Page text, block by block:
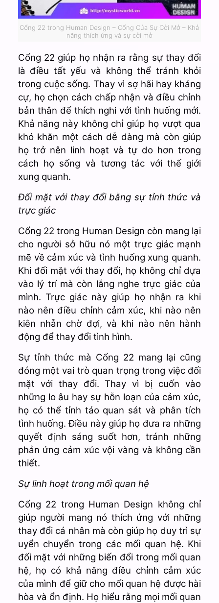
Cổng 22 trong Human Design – Cổng Của Sự Cởi Mở – Khả
năng thích ứng và sự cởi mở
Cổng 22 giúp họ nhận ra rằng sự thay đổi
là điều tất yếu và không thể tránh khỏi
trong cuộc sống. Thay vì sợ hãi hay kháng
cự, họ chọn cách chấp nhận và điều chỉnh
bản thân để thích nghi với tình huống mới.
Khả năng này không chỉ giúp họ vượt qua
khó khăn một cách dễ dàng mà còn giúp
họ trở nên linh hoạt và tự do hơn trong
cách họ sống và tương tác với thế giới
xung quanh.
Đối mặt với thay đổi bằng sự tỉnh thức và
trực giác
Cổng 22 trong Human Design còn mang lại
cho người sở hữu nó một trực giác mạnh
mẽ về cảm xúc và tình huống xung quanh.
Khi đối mặt với thay đổi, họ không chỉ dựa
vào lý trí mà còn lắng nghe trực giác của
mình. Trực giác này giúp họ nhận ra khi
nào nên điều chỉnh cảm xúc, khi nào nên
kiên nhẫn chờ đợi, và khi nào nên hành
động để thay đổi tình hình.
Sự tỉnh thức mà Cổng 22 mang lại cũng
đóng một vai trò quan trọng trong việc đối
mặt với thay đổi. Thay vì bị cuốn vào
những lo âu hay sự hỗn loạn của cảm xúc,
họ có thể tỉnh táo quan sát và phân tích
tình huống. Điều này giúp họ đưa ra những
quyết định sáng suốt hơn, tránh những
phản ứng cảm xúc vội vàng và không cần
thiết.
Sự linh hoạt trong mối quan hệ
Cổng 22 trong Human Design không chỉ
giúp người mang nó thích ứng với những
thay đổi cá nhân mà còn giúp họ duy trì sự
uyển chuyển trong các mối quan hệ. Khi
đối mặt với những biến đổi trong mối quan
hệ, họ có khả năng điều chỉnh cảm xúc
của mình để giữ cho mối quan hệ được hài
hòa và ổn định. Họ hiểu rằng mọi mối quan